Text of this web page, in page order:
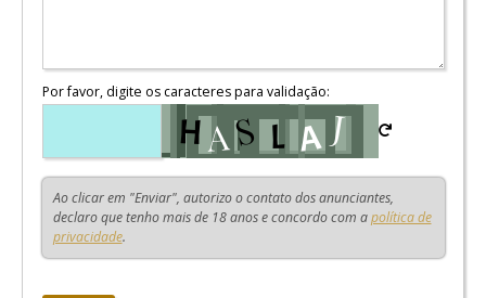
Por favor, digite os caracteres para validação:
Ao clicar em "Enviar", autorizo o contato dos anunciantes,
declaro que tenho mais de 18 anos e concordo com apolítica de
privacidade.